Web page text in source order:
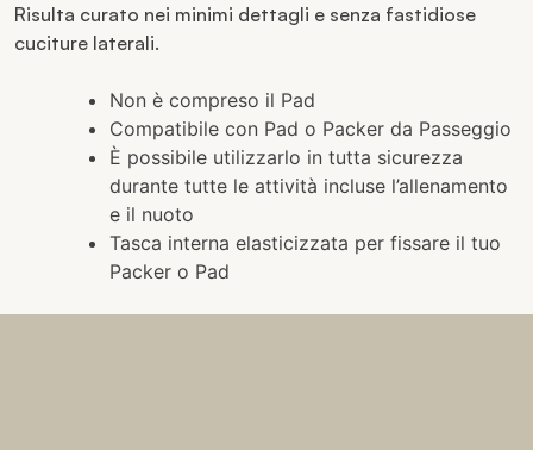
Risulta curato nei minimi dettagli e senza fastidiose
cuciture laterali.
Non è compreso il Pad
Compatibile con Pad o Packer da Passeggio
È possibile utilizzarlo in tutta sicurezza
durante tutte le attività incluse l’allenamento
e il nuoto
Tasca interna elasticizzata per fissare il tuo
Packer o Pad